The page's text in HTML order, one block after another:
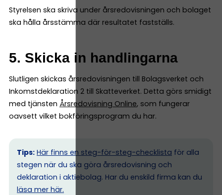
Styrelsen ska skriva under årsredovisningen och bolaget
ska hålla årsstämma där resultatet fastställs.
5. Skicka in handlingarna
Slutligen skickas årsredovisningen till Bolagsverket och
Inkomstdeklaration 2 till Skatteverket. Detta görs smidigt
med tjänsten Årsredovisning Online, som fungerar
oavsett vilket bokföringsprogram du har.
Tips: Här finns en steg-för-steg-checklista för alla
stegen när du ska göra årsredovisning och
deklaration i aktiebolag. Har du enskild firma kan du
läsa mer här.